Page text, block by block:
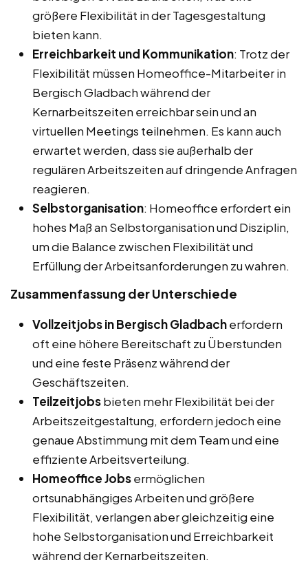
größere Flexibilität in der Tagesgestaltung
bieten kann.
Erreichbarkeit und Kommunikation: Trotz der
Flexibilität müssen Homeoffice-Mitarbeiter in
Bergisch Gladbach während der
Kernarbeitszeiten erreichbar sein und an
virtuellen Meetings teilnehmen. Es kann auch
erwartet werden, dass sie außerhalb der
regulären Arbeitszeiten auf dringende Anfragen
reagieren.
Selbstorganisation: Homeoffice erfordert ein
hohes Maß an Selbstorganisation und Disziplin,
um die Balance zwischen Flexibilität und
Erfüllung der Arbeitsanforderungen zu wahren.
Zusammenfassung der Unterschiede
Vollzeitjobs in Bergisch Gladbacherfordern
oft eine höhere Bereitschaft zu Überstunden
und eine feste Präsenz während der
Geschäftszeiten.
Teilzeitjobsbieten mehr Flexibilität bei der
Arbeitszeitgestaltung, erfordern jedoch eine
genaue Abstimmung mit dem Team und eine
effiziente Arbeitsverteilung.
Homeoffice Jobsermöglichen
ortsunabhängiges Arbeiten und größere
Flexibilität, verlangen aber gleichzeitig eine
hohe Selbstorganisation und Erreichbarkeit
während der Kernarbeitszeiten.